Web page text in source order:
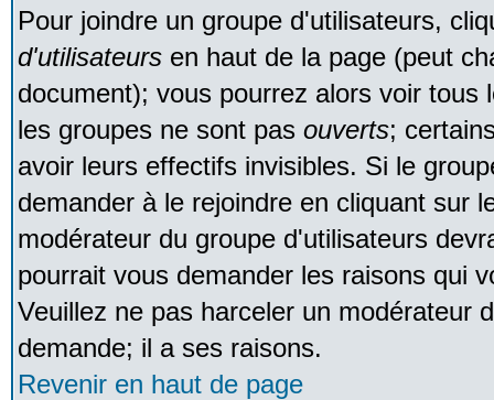
Pour joindre un groupe d'utilisateurs,
d'utilisateurs en haut de la page (peut
document); vous pourrez alors voir tous
les groupes ne sont pas ouverts;
avoir leurs effectifs invisibles. Si le
demander à le rejoindre en cliquant sur
modérateur du groupe d'utilisateurs
pourrait vous demander les raisons qui
Veuillez ne pas harceler un modérateur
demande; il a ses raisons.
Revenir en haut de page